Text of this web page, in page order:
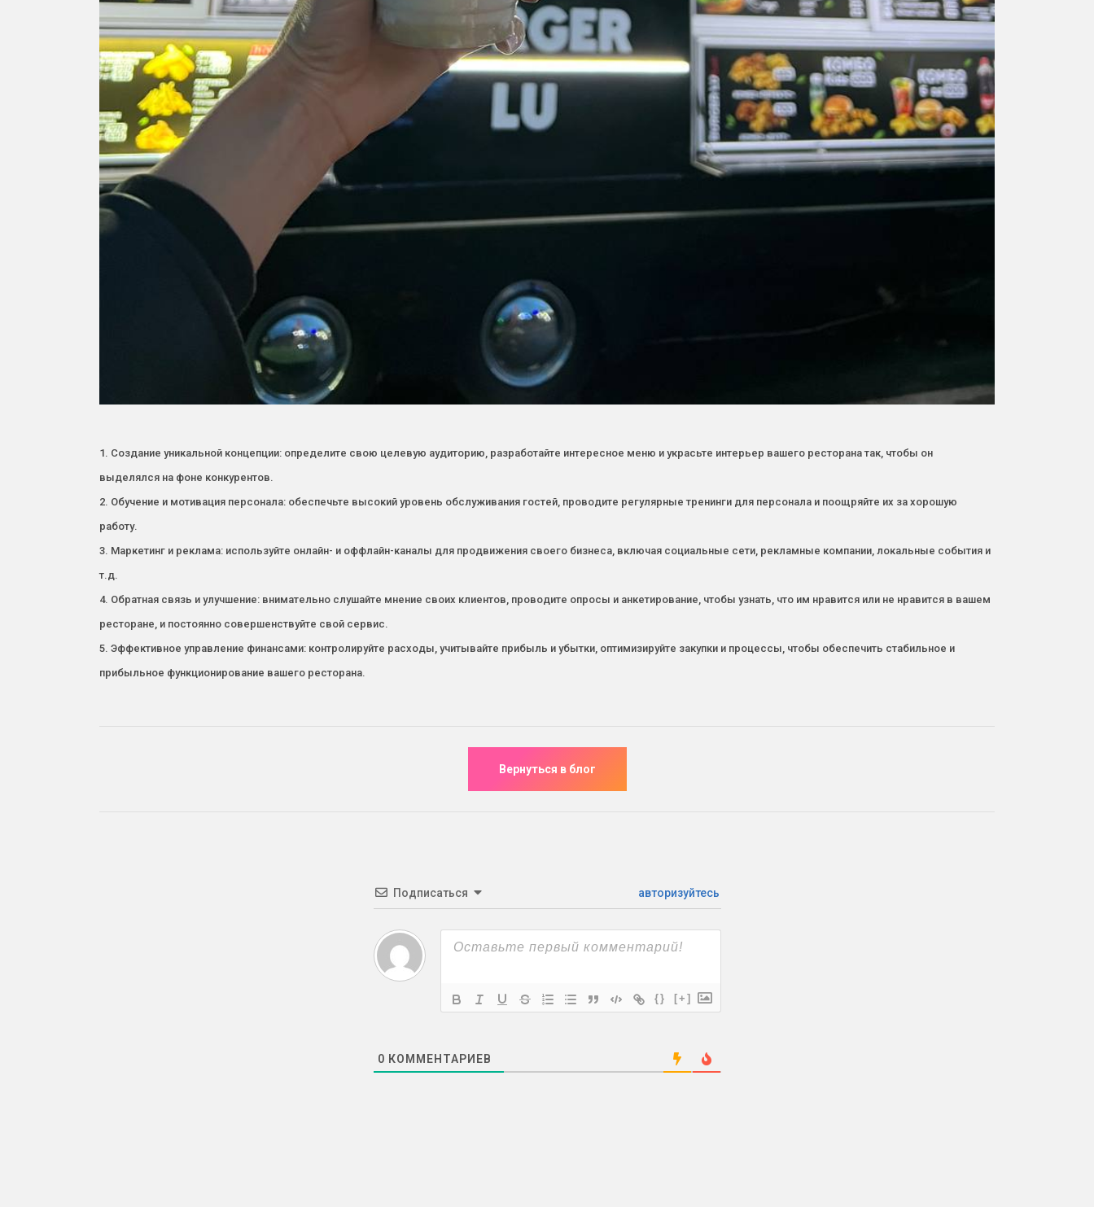
1. Создание уникальной концепции: определите свою целевую аудиторию, разработайте интересное меню и украсьте интерьер вашего ресторана так, чтобы он
выделялся на фоне конкурентов.
2. Обучение и мотивация персонала: обеспечьте высокий уровень обслуживания гостей, проводите регулярные тренинги для персонала и поощряйте их за хорошую
работу.
3. Маркетинг и реклама: используйте онлайн- и оффлайн-каналы для продвижения своего бизнеса, включая социальные сети, рекламные компании, локальные события и
т.д.
4. Обратная связь и улучшение: внимательно слушайте мнение своих клиентов, проводите опросы и анкетирование, чтобы узнать, что им нравится или не нравится в вашем
ресторане, и постоянно совершенствуйте свой сервис.
5. Эффективное управление финансами: контролируйте расходы, учитывайте прибыль и убытки, оптимизируйте закупки и процессы, чтобы обеспечить стабильное и
прибыльное функционирование вашего ресторана.
Подписаться авторизуйтесь
{} [+]
0 КОММЕНТАРИЕВ